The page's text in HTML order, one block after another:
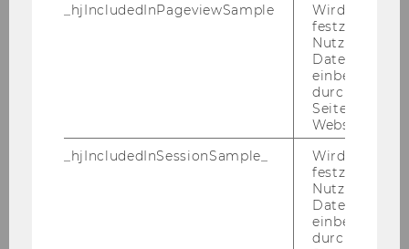
01.10.07
ECKERSTORFER
Projekt-MA E-Learning Assistent
Österr. u. Internat. Steuerrecht
_hjIncludedInPageviewSample
Wird gesetzt,
festzustellen,
Nutzer in die
einbezogen
durch das
Website
_hjIncludedInSessionSample_
Wird gesetzt,
festzustellen,
Nutzer in die
einbezogen
durch das